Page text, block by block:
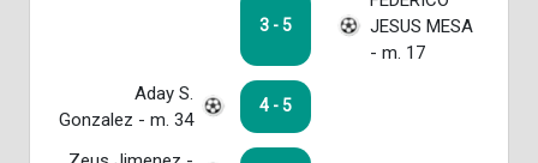
3 - 5
JESUS MESA
- m. 17
Aday S.
Gonzalez - m. 34
4 - 5